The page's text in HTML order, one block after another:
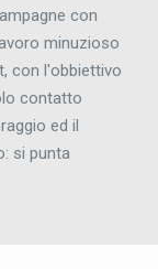
con
minuzioso
con l'obbiettivo
contatto
ed il
si punta